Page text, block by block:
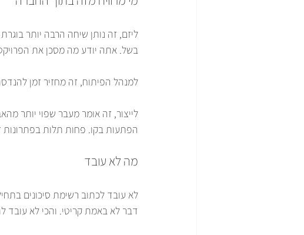
ליזם, זה נותן שיחה הרבה יותר
בשל. אתה יודע מה מסכן את
למנהל הפיתוח, זה מחזיר זמן
לייצור, זה אומר מעבר שפוי יותר
הפתעות בקו. פחות תלות בפתרונות
מה לא עובד
לא עובד לכתוב רשימת סיכונים
דבר לא באמת קריטי. והכי לא